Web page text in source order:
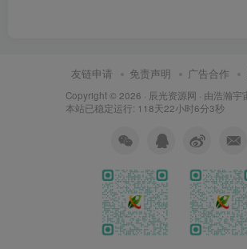
友链申请 免责声明 广告合作
Copyright © 2026 · 辰光资源网 · 由浩瀚宇
本站已稳定运行: 118天22小时6分3秒